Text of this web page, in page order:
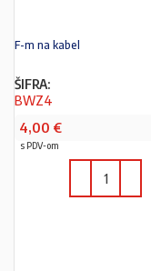
F-m na kabel
ŠIFRA:
BWZ4
4,00 €
s PDV-om